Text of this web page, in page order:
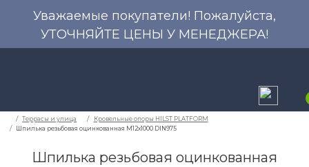
Уважаемые покупатели! Пожалуйста,
УТОЧНЯЙТЕ ЦЕНЫ У МЕНЕДЖЕРА!
Шпилька резьбовая оцинкованная